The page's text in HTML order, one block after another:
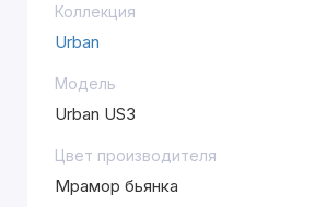
Коллекция
Urban
Модель
Urban US3
Цвет производителя
Мрамор бьянка